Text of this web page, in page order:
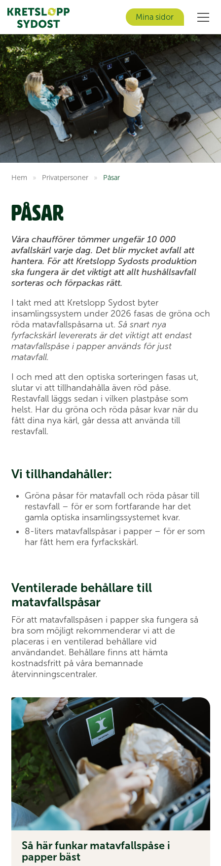
Mina sidor
Hem » Privat­personer » Påsar
Påsar
Våra chaufförer tömmer ungefär 10 000
avfallskärl varje dag. Det blir mycket avfall att
hantera. För att Kretslopp Sydosts produktion
ska fungera är det viktigt att allt hushållsavfall
sorteras och förpackas rätt.
I takt med att Kretslopp Sydost byter
insamlingssystem under 2026 fasas de gröna och
röda matavfallspåsarna ut. Så snart nya
fyrfackskärl levererats är det viktigt att endast
matavfallspåse i papper används för just
matavfall.
I och med att den optiska sorteringen fasas ut,
slutar vi att tillhandahålla även röd påse.
Restavfall läggs sedan i vilken plastpåse som
helst. Har du gröna och röda påsar kvar när du
fått dina nya kärl, går dessa att använda till
restavfall.
Vi tillhandahåller:
Gröna påsar för matavfall och röda påsar till
restavfall – för er som fortfarande har det
gamla optiska insamlingssystemet kvar.
8-liters matavfallspåsar i papper – för er som
har fått hem era fyrfackskärl.
Ventilerade behållare till
matavfallspåsar
För att matavfallspåsen i papper ska fungera så
bra som möjligt rekommenderar vi att de
placeras i en ventilerad behållare vid
användandet. Behållare finns att hämta
kostnadsfritt på våra bemannade
återvinningscentraler.
Så här funkar matavfallspåse i
papper bäst